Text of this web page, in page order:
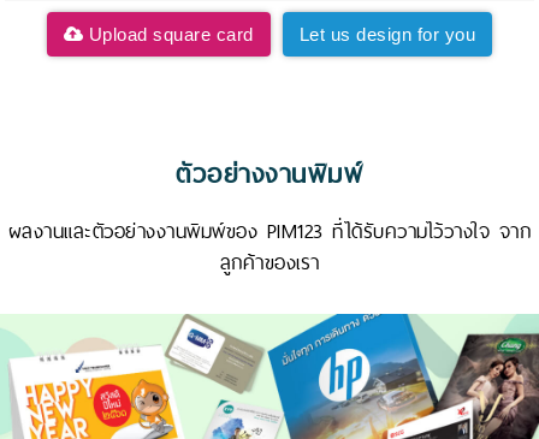
Upload square card Let us design for you
ตัวอย่างงานพิมพ์
ผลงานและตัวอย่างงานพิมพ์ของ PIM123 ที่ได้รับความไว้วางใจ จาก
ลูกค้าของเรา